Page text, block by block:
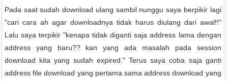
Pada saat sudah download ulang sambil nunggu saya berpikir lagi
"cari cara ah agar downloadnya tidak harus diulang dari awal!!"
Lalu saya terpikir "kenapa tidak diganti saja address lama dengan
address yang baru?? kan yang ada masalah pada session
download kita yang sudah expired." Terus saya coba saja ganti
address file download yang pertama sama address download yang